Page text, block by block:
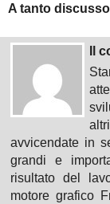
A tanto
Il
avvicendate in
grandi e
risultato del
motore grafico